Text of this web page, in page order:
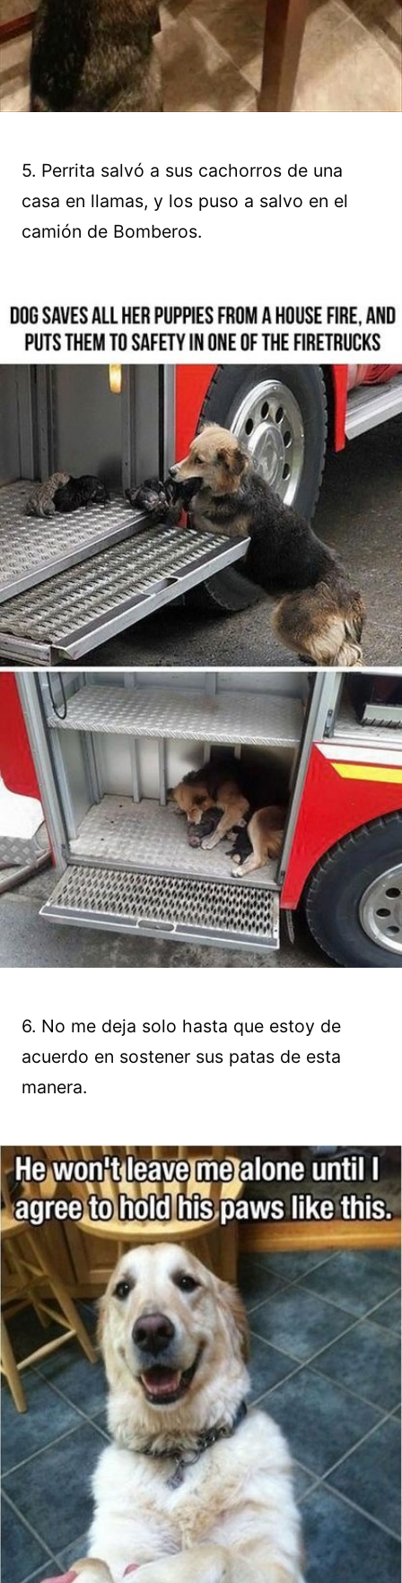
5. Perrita salvó a sus cachorros de una
casa en llamas, y los puso a salvo en el
camión de Bomberos.
6. No me deja solo hasta que estoy de
acuerdo en sostener sus patas de esta
manera.